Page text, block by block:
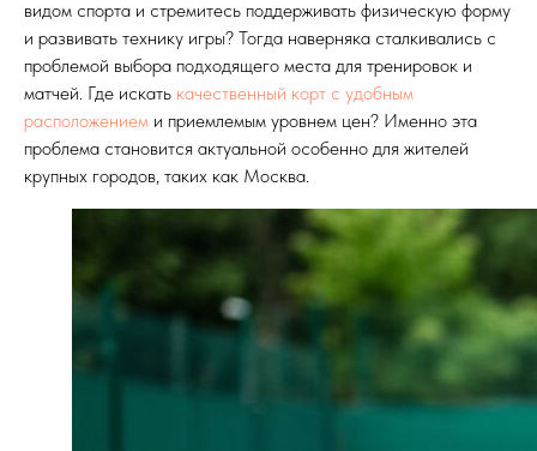
видом спорта и стремитесь поддерживать физическую форму
и развивать технику игры? Тогда наверняка сталкивались с
проблемой выбора подходящего места для тренировок и
матчей. Где искать качественный корт с удобным
расположением и приемлемым уровнем цен? Именно эта
проблема становится актуальной особенно для жителей
крупных городов, таких как Москва.